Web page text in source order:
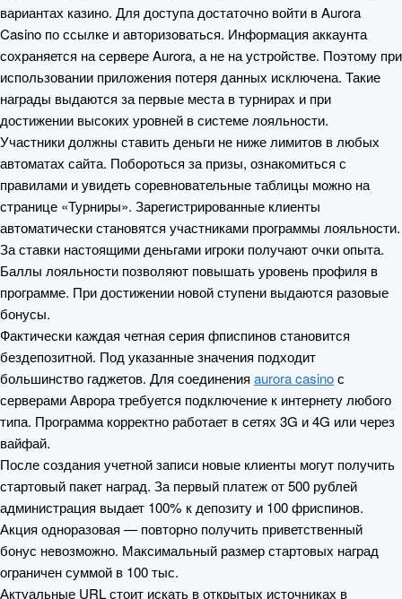
вариантах казино. Для доступа достаточно войти в Aurora
Casino по ссылке и авторизоваться. Информация аккаунта
сохраняется на сервере Aurora, а не на устройстве. Поэтому при
использовании приложения потеря данных исключена. Такие
награды выдаются за первые места в турнирах и при
достижении высоких уровней в системе лояльности.
Участники должны ставить деньги не ниже лимитов в любых
автоматах сайта. Побороться за призы, ознакомиться с
правилами и увидеть соревновательные таблицы можно на
странице «Турниры». Зарегистрированные клиенты
автоматически становятся участниками программы лояльности.
За ставки настоящими деньгами игроки получают очки опыта.
Баллы лояльности позволяют повышать уровень профиля в
программе. При достижении новой ступени выдаются разовые
бонусы.
Фактически каждая четная серия фписпинов становится
бездепозитной. Под указанные значения подходит
большинство гаджетов. Для соединения aurora casinoс
серверами Аврора требуется подключение к интернету любого
типа. Программа корректно работает в сетях 3G и 4G или через
вайфай.
После создания учетной записи новые клиенты могут получить
стартовый пакет наград. За первый платеж от 500 рублей
администрация выдает 100% к депозиту и 100 фриспинов.
Акция одноразовая — повторно получить приветственный
бонус невозможно. Максимальный размер стартовых наград
ограничен суммой в 100 тыс.
Актуальные URL стоит искать в открытых источниках в